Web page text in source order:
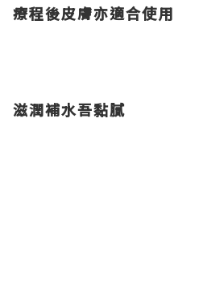
療程後皮膚亦適合使用
滋潤補水吾黏膩